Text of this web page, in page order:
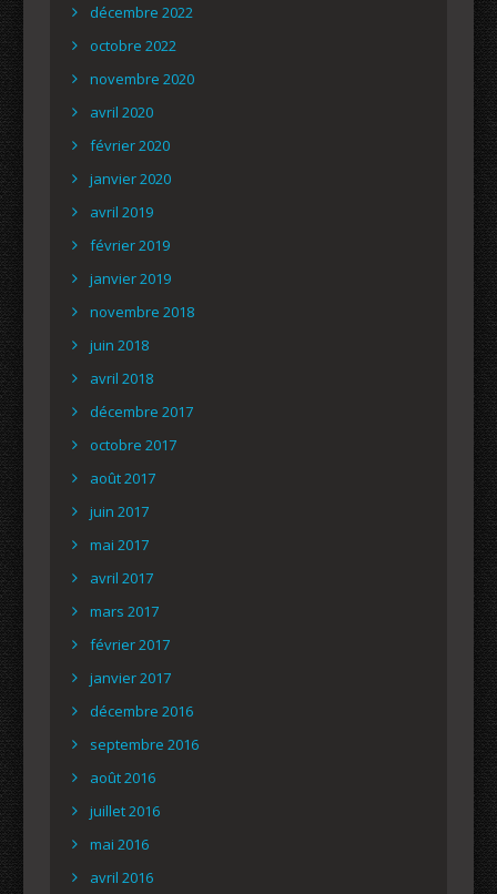
décembre 2022
octobre 2022
novembre 2020
avril 2020
février 2020
janvier 2020
avril 2019
février 2019
janvier 2019
novembre 2018
juin 2018
avril 2018
décembre 2017
octobre 2017
août 2017
juin 2017
mai 2017
avril 2017
mars 2017
février 2017
janvier 2017
décembre 2016
septembre 2016
août 2016
juillet 2016
mai 2016
avril 2016